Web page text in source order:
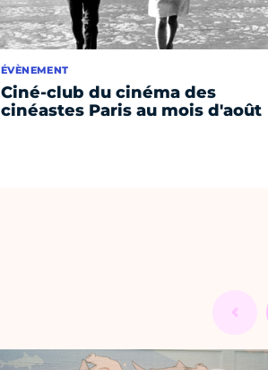
ÉVÈNEMENT
Ciné-club du cinéma des
cinéastes Paris au mois d'août